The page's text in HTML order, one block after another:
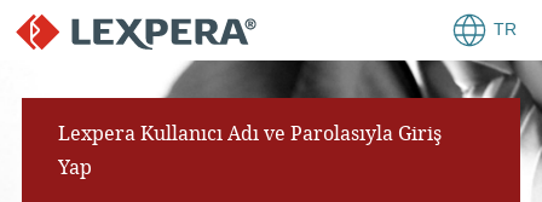
TR
Lexpera Kullanıcı Adı ve Parolasıyla Giriş
Yap